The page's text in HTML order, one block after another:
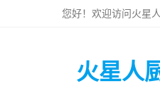
您好！欢迎访问火星
火星人